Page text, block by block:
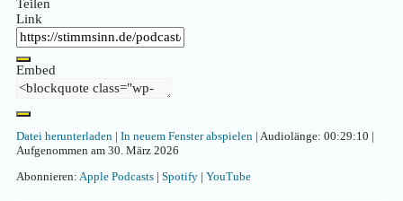
Teilen
Link
Embed
Datei herunterladen | In neuem Fenster abspielen | Audiolänge: 00:29:10 |
Aufgenommen am 30. März 2026
Abonnieren: Apple Podcasts | Spotify | YouTube